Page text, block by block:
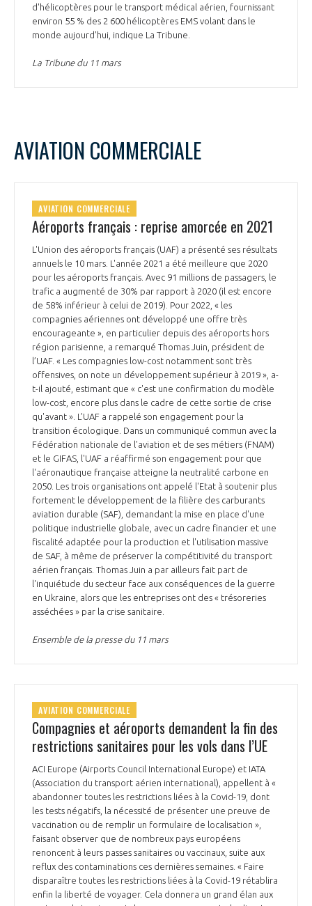
d'hélicoptères pour le transport médical aérien, fournissant
environ 55 % des 2 600 hélicoptères EMS volant dans le
monde aujourd'hui, indique La Tribune.
La Tribune du 11 mars
AVIATION COMMERCIALE
AVIATION COMMERCIALE
Aéroports français : reprise amorcée en 2021
L'Union des aéroports français (UAF) a présenté ses résultats
annuels le 10 mars. L'année 2021 a été meilleure que 2020
pour les aéroports français. Avec 91 millions de passagers, le
trafic a augmenté de 30% par rapport à 2020 (il est encore
de 58% inférieur à celui de 2019). Pour 2022, « les
compagnies aériennes ont développé une offre très
encourageante », en particulier depuis des aéroports hors
région parisienne, a remarqué Thomas Juin, président de
l’UAF. « Les compagnies low-cost notamment sont très
offensives, on note un développement supérieur à 2019 », a-
t-il ajouté, estimant que « c'est une confirmation du modèle
low-cost, encore plus dans le cadre de cette sortie de crise
qu'avant ». L’UAF a rappelé son engagement pour la
transition écologique. Dans un communiqué commun avec la
Fédération nationale de l'aviation et de ses métiers (FNAM)
et le GIFAS, l'UAF a réaffirmé son engagement pour que
l'aéronautique française atteigne la neutralité carbone en
2050. Les trois organisations ont appelé l'Etat à soutenir plus
fortement le développement de la filière des carburants
aviation durable (SAF), demandant la mise en place d'une
politique industrielle globale, avec un cadre financier et une
fiscalité adaptée pour la production et l'utilisation massive
de SAF, à même de préserver la compétitivité du transport
aérien français. Thomas Juin a par ailleurs fait part de
l'inquiétude du secteur face aux conséquences de la guerre
en Ukraine, alors que les entreprises ont des « trésoreries
asséchées » par la crise sanitaire.
Ensemble de la presse du 11 mars
AVIATION COMMERCIALE
Compagnies et aéroports demandent la fin des
restrictions sanitaires pour les vols dans l’UE
ACI Europe (Airports Council International Europe) et IATA
(Association du transport aérien international), appellent à «
abandonner toutes les restrictions liées à la Covid-19, dont
les tests négatifs, la nécessité de présenter une preuve de
vaccination ou de remplir un formulaire de localisation »,
faisant observer que de nombreux pays européens
renoncent à leurs passes sanitaires ou vaccinaux, suite aux
reflux des contaminations ces dernières semaines. « Faire
disparaître toutes les restrictions liées à la Covid-19 rétablira
enfin la liberté de voyager. Cela donnera un grand élan aux